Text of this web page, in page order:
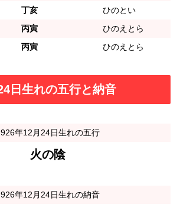
丁亥
ひのとい
丙寅
ひのえとら
丙寅 ひのえとら
日生れの五行と納音
年12月24日生れの五行
火の陰
年12月24日生れの納音